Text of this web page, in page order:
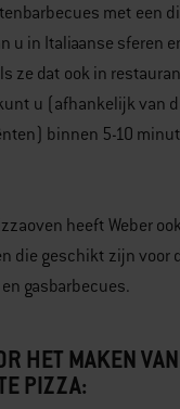
met een
u in Italiaanse sferen
ze dat ook in
u (afhankelijk van
binnen 5-10
heeft Weber
die geschikt zijn voor
gasbarbecues.
HET MAKEN
PIZZA: